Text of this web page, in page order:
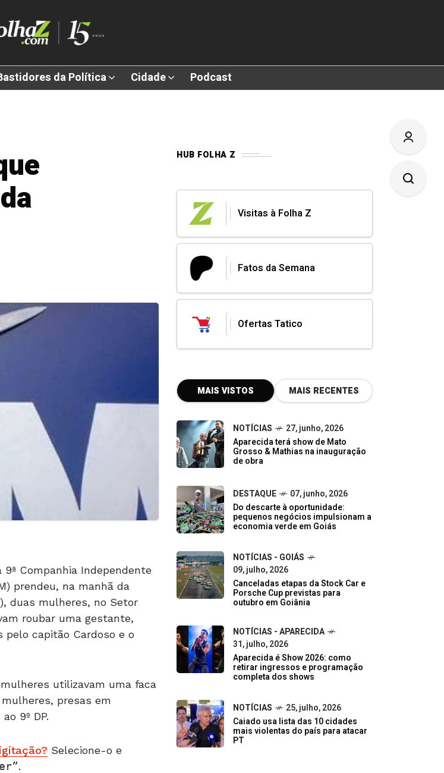
da Política Cidade Podcast
Companhia Independente
prendeu, na manhã da
duas mulheres, no Setor
roubar uma gestante,
pelo capitão Cardoso e o
utilizavam uma faca
presas em
9º DP.
Selecione-o e
.
HUB FOLHA Z
Visitas à Folha Z
Fatos da Semana
Ofertas Tatico
MAIS VISTOS MAIS RECENTES
NOTÍCIAS
27, junho, 2026
Aparecida terá show de Mato
Grosso & Mathias na inauguração
de obra
DESTAQUE
07, junho, 2026
Do descarte à oportunidade:
pequenos negócios impulsionam a
economia verde em Goiás
NOTÍCIAS - GOIÁS
09, julho, 2026
Canceladas etapas da Stock Car e
Porsche Cup previstas para
outubro em Goiânia
NOTÍCIAS - APARECIDA
31, julho, 2026
Aparecida é Show 2026: como
retirar ingressos e programação
completa dos shows
NOTÍCIAS
25, julho, 2026
Caiado usa lista das 10 cidades
mais violentas do país para atacar
PT